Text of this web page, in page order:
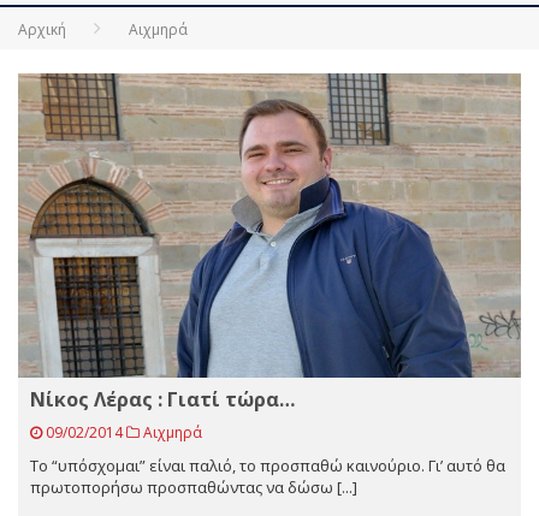
Αρχική Αιχμηρά
Nίκος Λέρας : Γιατί τώρα…
09/02/2014 Αιχμηρά
Το “υπόσχομαι” είναι παλιό, το προσπαθώ καινούριο. Γι’ αυτό θα
πρωτοπορήσω προσπαθώντας να δώσω [...]